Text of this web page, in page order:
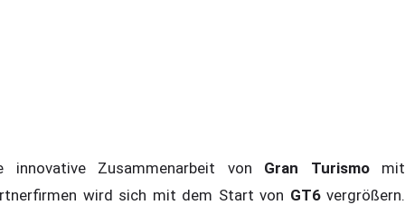
innovative Zusammenarbeit von Gran Turismomit
wird sich mit dem Start von GT6vergrößern.